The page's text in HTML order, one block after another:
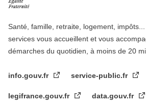
Santé, famille, retraite, logement,
services vous accueillent et vous
démarches du quotidien, à moins de 20
info.gouv.fr service-public.fr
legifrance.gouv.fr data.gouv.fr